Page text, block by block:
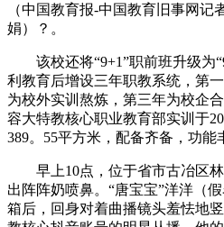
（中国教育报-中国教育旧事网记
娟）？。
该校还将“9+1”职前班升级为
利教育后增设三年职教系统，第
为校外实训熬炼，第三年为校企
容大特教核心职业教育部实训于
389。55平方米，配备齐备，功能
早上10点，位于省市古冶区林
出阵阵奶喷鼻。“唐宝宝”洋洋（
箱后，回身对着曲播镜头羞怯地